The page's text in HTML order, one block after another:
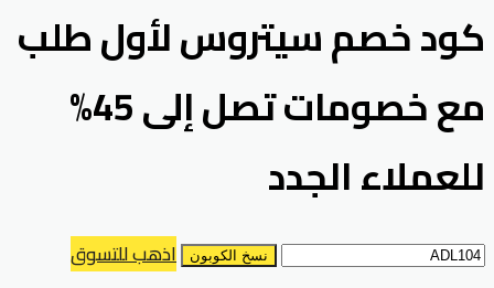
كود خصم سيتروس لأول طلب
مع خصومات تصل إلى 45%
للعملاء الجدد
نسخ الكوبون
اذهب للتسوق